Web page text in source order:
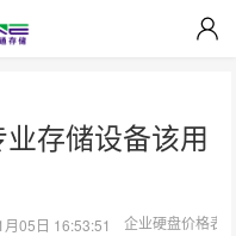
存储设备该用
05日 16:53:51
企业硬盘价格表